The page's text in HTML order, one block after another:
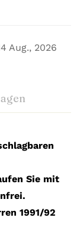
Aug., 2026
Sie mit
1991/92